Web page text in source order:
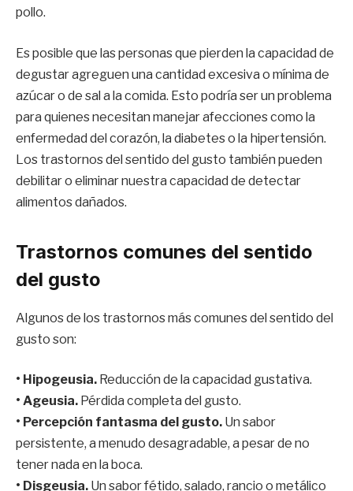
pollo.
Es posible que las personas que pierden la capacidad de
degustar agreguen una cantidad excesiva o mínima de
azúcar o de sal a la comida. Esto podría ser un problema
para quienes necesitan manejar afecciones como la
enfermedad del corazón, la diabetes o la hipertensión.
Los trastornos del sentido del gusto también pueden
debilitar o eliminar nuestra capacidad de detectar
alimentos dañados.
Trastornos comunes del sentido
del gusto
Algunos de los trastornos más comunes del sentido del
gusto son:
• Hipogeusia. Reducción de la capacidad gustativa.
• Ageusia. Pérdida completa del gusto.
• Percepción fantasma del gusto. Un sabor
persistente, a menudo desagradable, a pesar de no
tener nada en la boca.
• Disgeusia. Un sabor fétido, salado, rancio o metálico